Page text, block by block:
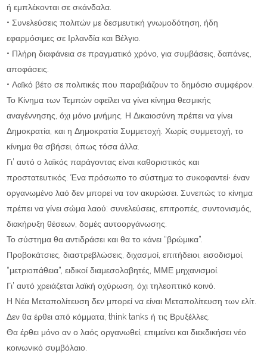
ή εμπλέκονται σε σκάνδαλα.
• Συνελεύσεις πολιτών με δεσμευτική γνωμοδότηση, ήδη
εφαρμόσιμες σε Ιρλανδία και Βέλγιο.
• Πλήρη διαφάνεια σε πραγματικό χρόνο, για συμβάσεις, δαπάνες,
αποφάσεις.
• Λαϊκό βέτο σε πολιτικές που παραβιάζουν το δημόσιο συμφέρον.
Το Κίνημα των Τεμπών οφείλει να γίνει κίνημα θεσμικής
αναγέννησης, όχι μόνο μνήμης. Η Δικαιοσύνη πρέπει να γίνει
Δημοκρατία, και η Δημοκρατία Συμμετοχή. Χωρίς συμμετοχή, το
κίνημα θα σβήσει, όπως τόσα άλλα.
Γι’ αυτό ο λαϊκός παράγοντας είναι καθοριστικός και
προστατευτικός. Ένα πρόσωπο το σύστημα το συκοφαντεί∙ έναν
οργανωμένο λαό δεν μπορεί να τον ακυρώσει. Συνεπώς το κίνημα
πρέπει να γίνει σώμα λαού: συνελεύσεις, επιτροπές, συντονισμός,
διακήρυξη θέσεων, δομές αυτοοργάνωσης.
Το σύστημα θα αντιδράσει και θα το κάνει “βρώμικα”.
Προβοκάτσιες, διαστρεβλώσεις, διχασμοί, επιτήδειοι, εισοδισμοί,
“μετριοπάθεια”, ειδικοί διαμεσολαβητές, ΜΜΕ μηχανισμοί.
Γι’ αυτό χρειάζεται λαϊκή οχύρωση, όχι τηλεοπτικό κοινό.
Η Νέα Μεταπολίτευση δεν μπορεί να είναι Μεταπολίτευση των ελίτ.
Δεν θα έρθει από κόμματα, think tanks ή τις Βρυξέλλες.
Θα έρθει μόνο αν ο λαός οργανωθεί, επιμείνει και διεκδικήσει νέο
κοινωνικό συμβόλαιο.